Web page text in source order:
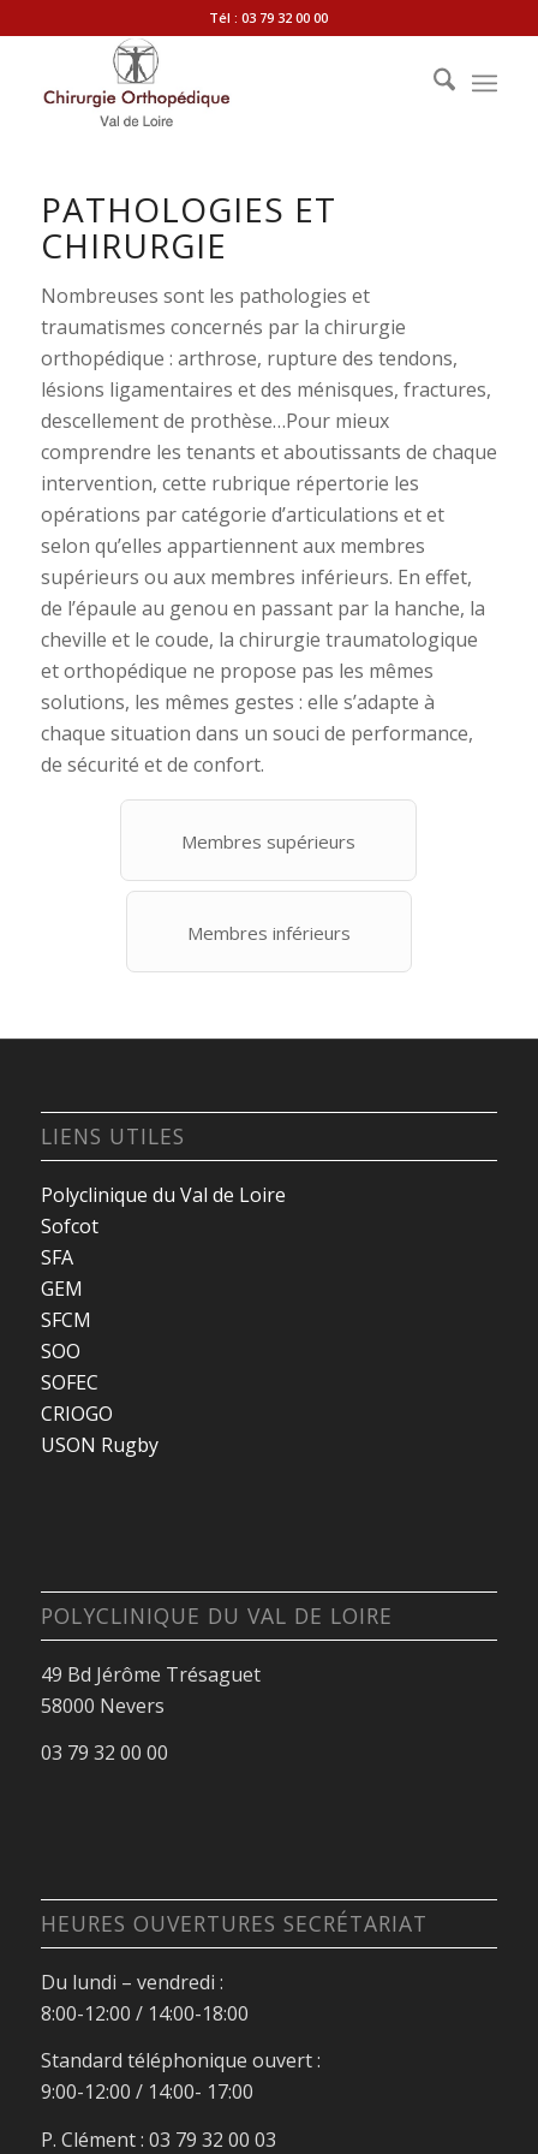
Tél : 03 79 32 00 00
PATHOLOGIES ET
CHIRURGIE
Nombreuses sont les pathologies et
traumatismes concernés par la chirurgie
orthopédique : arthrose, rupture des tendons,
lésions ligamentaires et des ménisques, fractures,
descellement de prothèse…Pour mieux
comprendre les tenants et aboutissants de chaque
intervention, cette rubrique répertorie les
opérations par catégorie d’articulations et et
selon qu’elles appartiennent aux membres
supérieurs ou aux membres inférieurs. En effet,
de l’épaule au genou en passant par la hanche, la
cheville et le coude, la chirurgie traumatologique
et orthopédique ne propose pas les mêmes
solutions, les mêmes gestes : elle s’adapte à
chaque situation dans un souci de performance,
de sécurité et de confort.
Membres supérieurs
Membres inférieurs
LIENS UTILES
Polyclinique du Val de Loire
Sofcot
SFA
GEM
SFCM
SOO
SOFEC
CRIOGO
USON Rugby
POLYCLINIQUE DU VAL DE LOIRE
49 Bd Jérôme Trésaguet
58000 Nevers
03 79 32 00 00
HEURES OUVERTURES SECRÉTARIAT
Du lundi – vendredi :
8:00-12:00 / 14:00-18:00
Standard téléphonique ouvert :
9:00-12:00 / 14:00- 17:00
P. Clément : 03 79 32 00 03